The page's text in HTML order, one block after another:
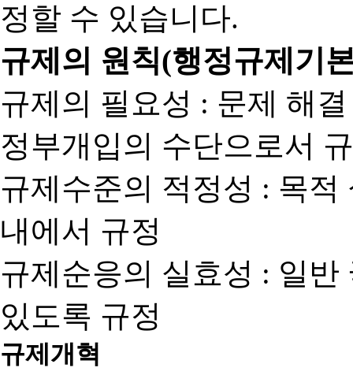
정할 수 있습니다.
규제의 원칙(행정규제기
규제의 필요성 : 문제 해
정부개입의 수단으로서
규제수준의 적정성 : 목
내에서 규정
규제순응의 실효성 : 일
있도록 규정
규제개혁